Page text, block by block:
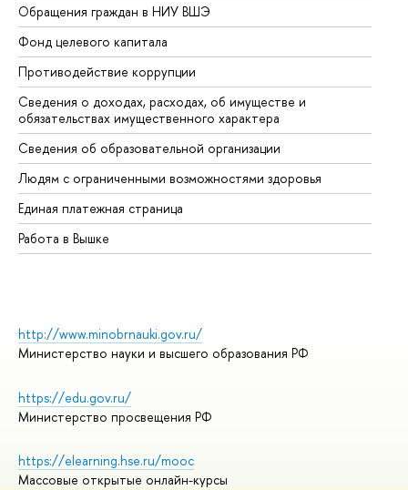
Обращения граждан в НИУ ВШЭ
Фонд целевого капитала
Противодействие коррупции
Сведения о доходах, расходах, об имуществе и
обязательствах имущественного характера
Сведения об образовательной организации
Людям с ограниченными возможностями здоровья
Единая платежная страница
Работа в Вышке
http://www.minobrnauki.gov.ru/
Министерство науки и высшего образования РФ
https://edu.gov.ru/
Министерство просвещения РФ
https://elearning.hse.ru/mooc
Массовые открытые онлайн-курсы